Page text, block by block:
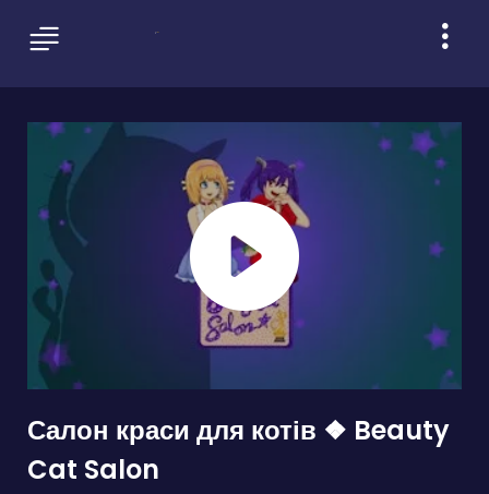
Салон краси для котів ❖ Beauty
Cat Salon